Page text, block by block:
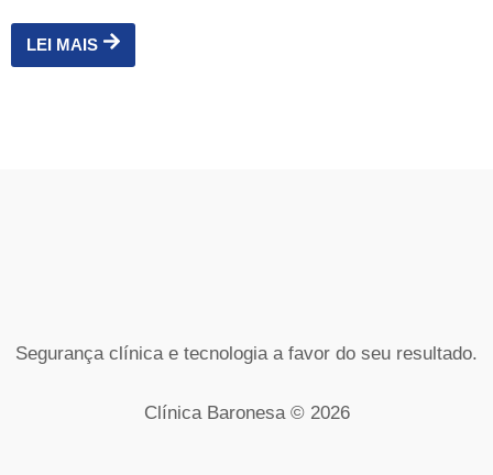
LEI MAIS
Segurança clínica e tecnologia a favor do seu resultado.
Clínica Baronesa © 2026